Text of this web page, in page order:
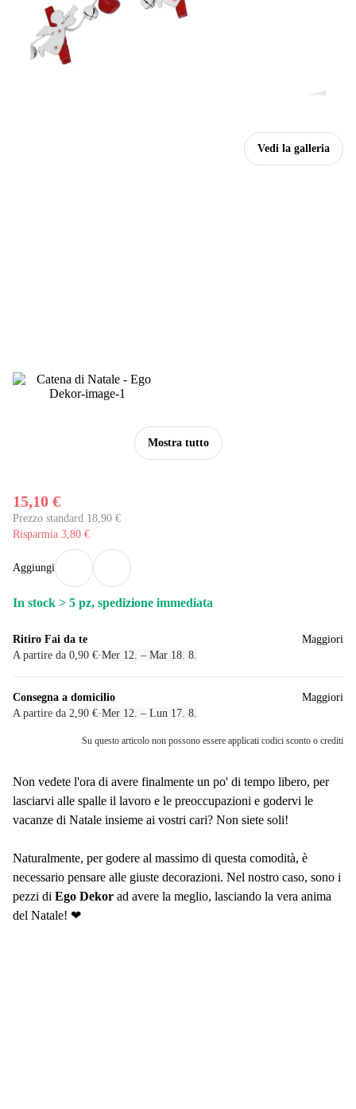
Vedi la galleria
Mostra tutto
15,10 €
Prezzo standard 18,90 €
Risparmia 3,80 €
Aggiungi
In stock > 5 pz, spedizione immediata
Ritiro Fai da te
A partire da 0,90 €·Mer 12. – Mar 18. 8.
Maggiori
Consegna a domicilio
A partire da 2,90 €·Mer 12. – Lun 17. 8.
Maggiori
Su questo articolo non possono essere applicati codici sconto o crediti
Non vedete l'ora di avere finalmente un po' di tempo libero, per
lasciarvi alle spalle il lavoro e le preoccupazioni e godervi le
vacanze di Natale insieme ai vostri cari? Non siete soli!
Naturalmente, per godere al massimo di questa comodità, è
necessario pensare alle giuste decorazioni. Nel nostro caso, sono i
pezzi di Ego Dekor ad avere la meglio, lasciando la vera anima
del Natale! ❤